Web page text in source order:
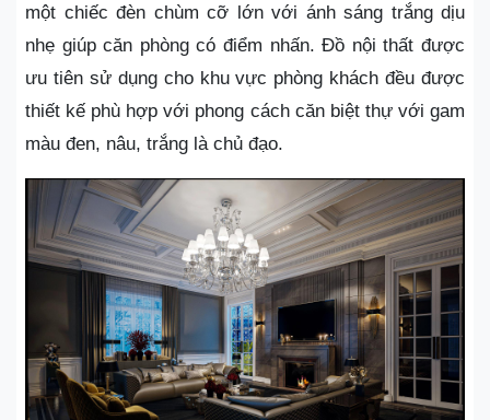
một chiếc đèn chùm cỡ lớn với ánh sáng trắng dịu
nhẹ giúp căn phòng có điểm nhấn. Đồ nội thất được
ưu tiên sử dụng cho khu vực phòng khách đều được
thiết kế phù hợp với phong cách căn biệt thự với gam
màu đen, nâu, trắng là chủ đạo.